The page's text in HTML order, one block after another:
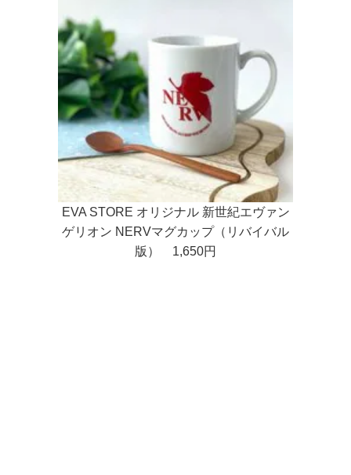
EVA STORE オリジナル 新世紀エヴァン
ゲリオン NERVマグカップ（リバイバル
版） 1,650円